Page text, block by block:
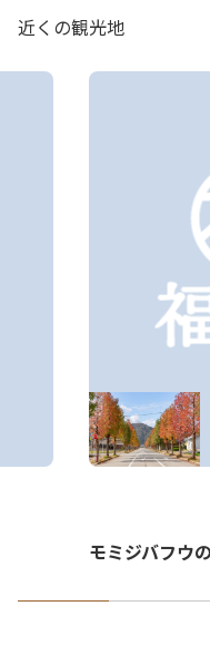
近くの観光地
モミジバフウ